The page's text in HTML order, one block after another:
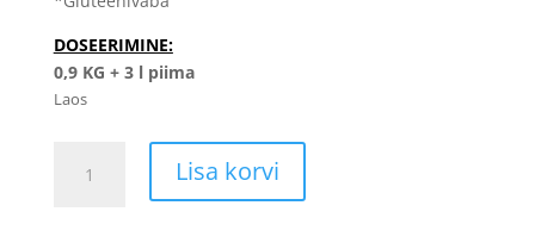
DOSEERIMINE:
0,9 KG + 3 l piima
Laos
maasika
Lisa korvi